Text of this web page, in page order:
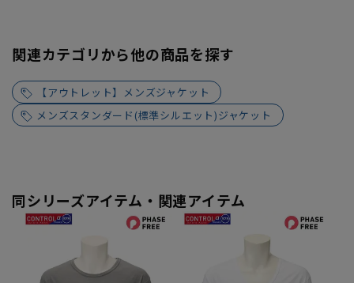
関連カテゴリから他の商品を探す
【アウトレット】メンズジャケット
メンズスタンダード(標準シルエット)ジャケット
同シリーズアイテム・関連アイテム